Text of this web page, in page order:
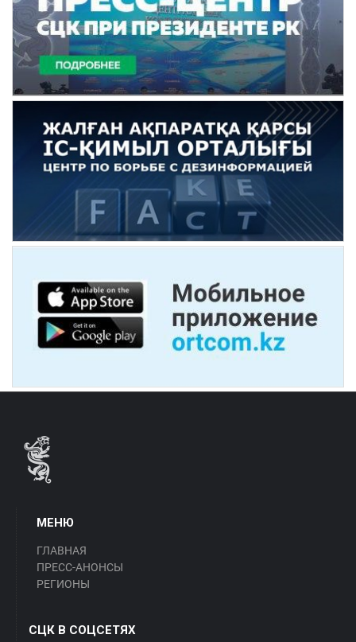
МЕНЮ
ГЛАВНАЯ
ПРЕСС-АНОНСЫ
РЕГИОНЫ
СЦК В СОЦСЕТЯХ